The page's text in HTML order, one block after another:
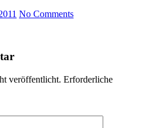
No Comments
veröffentlicht. Erforderliche